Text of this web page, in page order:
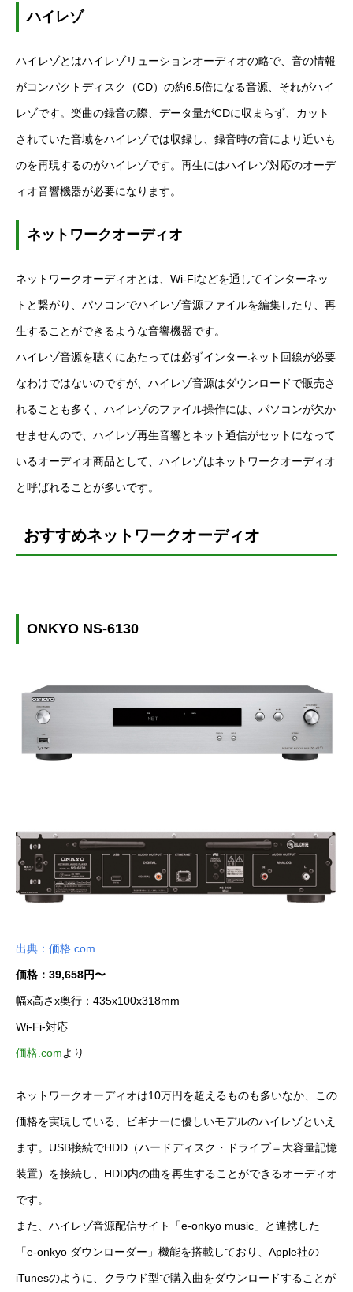
ハイレゾ
ハイレゾとはハイレゾリューションオーディオの略で、音の情報
がコンパクトディスク（CD）の約6.5倍になる音源、それがハイ
レゾです。楽曲の録音の際、データ量がCDに収まらず、カット
されていた音域をハイレゾでは収録し、録音時の音により近いも
のを再現するのがハイレゾです。再生にはハイレゾ対応のオーデ
ィオ音響機器が必要になります。
ネットワークオーディオ
ネットワークオーディオとは、Wi-Fiなどを通してインターネッ
トと繋がり、パソコンでハイレゾ音源ファイルを編集したり、再
生することができるような音響機器です。
ハイレゾ音源を聴くにあたっては必ずインターネット回線が必要
なわけではないのですが、ハイレゾ音源はダウンロードで販売さ
れることも多く、ハイレゾのファイル操作には、パソコンが欠か
せませんので、ハイレゾ再生音響とネット通信がセットになって
いるオーディオ商品として、ハイレゾはネットワークオーディオ
と呼ばれることが多いです。
おすすめネットワークオーディオ
ONKYO NS-6130
出典：価格.com
価格：39,658円〜
幅x高さx奥行：435x100x318mm
Wi-Fi-対応
価格.comより
ネットワークオーディオは10万円を超えるものも多いなか、この
価格を実現している、ビギナーに優しいモデルのハイレゾといえ
ます。USB接続でHDD（ハードディスク・ドライブ＝大容量記憶
装置）を接続し、HDD内の曲を再生することができるオーディオ
です。
また、ハイレゾ音源配信サイト「e-onkyo music」と連携した
「e-onkyo ダウンローダー」機能を搭載しており、Apple社の
iTunesのように、クラウド型で購入曲をダウンロードすることが